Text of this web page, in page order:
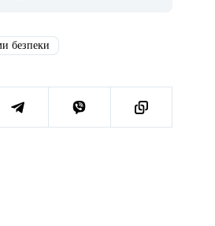
безпеки